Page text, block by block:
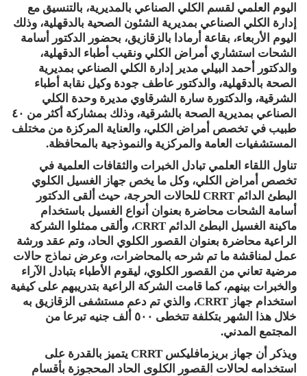
اليوم العلمي لقسم الكلي الصناعي بالمديرية، بالتنسيق مع
إدارة الكلي الصناعي بمديرية الشئون الصحية بالدقهلية، وذلك
اليوم الأربعاء، بقاعة أرمادا بالزقازيق، بحضور الدكتور أسامة
الشحات استشاري أمراض الكلي ونقيب أطباء الدقهلية،
والدكتور أحمد البيلي مدير إدارة الكلي الصناعي بمديرية
الصحة بالدقهلية، والدكتور عاطف جودة وكيل نقابة أطباء
الشرقية، والدكتورة سارة الشرقاوي مديرة وحدة الكلي
الصناعي بمديرية الصحة بالشرقية، وذلك بمشاركة أكثر من ٤٠
طبيب في تخصص أمراض الكلي، والعناية المركزة من مختلف
المستشفيات العامة والمركزية والنموذجية بالمحافظة.
تناول اللقاء العلمي تبادل الخبرات والثقافات العلمية في
تخصص أمراض الكلي، وكل ما يخص جهاز الغسيل الكلوي
البطئ الدائم CRRT للحالات الحرجة، حيث ألقى الدكتور
أسامة الشحات محاضرة بعنوان أنواع الغسيل باستخدام
ماكينة الغسيل البطئ الدائم CRRT، وألقى ممثلوا الشركة
الراعية محاضرة بعنوان القصور الكلوي الحاد، وتم عقد ورشة
عمل لمناقشة ما تم شرحه بالمحاضرات، وعرض نماذج حالات
مرضية تعاني من القصور الكلوي، ليقوم الأطباء بتبادل الآراء
والخبرات بينهم، كما قامت الشركة الراعية بتدريبهم على كيفية
استخدام جهاز CRRT، والذي تم دعم مستشفى الزقازيق به
خلال هذا الشهر بتكلفة تتخطى ٥٠٠ ألف جنيه تبرعا من
المجتمع المدني.
ويذكر أن جهاز بريزمافليكس CRRT يتميز بالقدرة على
استخدامه لحالات القصور الكلوى الحاد المحجوزة بأقسام